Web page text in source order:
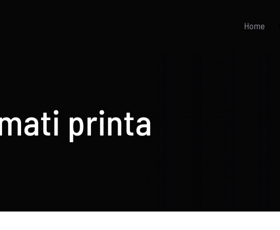
Home
printa